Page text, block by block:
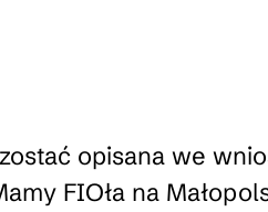
opisana we
FIOła na